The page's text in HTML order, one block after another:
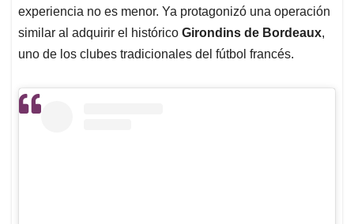
experiencia no es menor. Ya protagonizó una operación
similar al adquirir el histórico Girondins de Bordeaux,
uno de los clubes tradicionales del fútbol francés.